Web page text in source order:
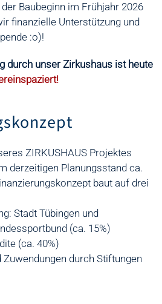
Baubeginn im Frühjahr 2026
finanzielle Unterstützung und
:o)!
durch unser Zirkushaus ist heute
ZIRKUSHAUS Projektes
derzeitigen Planungsstand ca.
baut auf drei
Stadt Tübingen und
(ca. 15%)
(ca. 40%)
Zuwendungen durch Stiftungen